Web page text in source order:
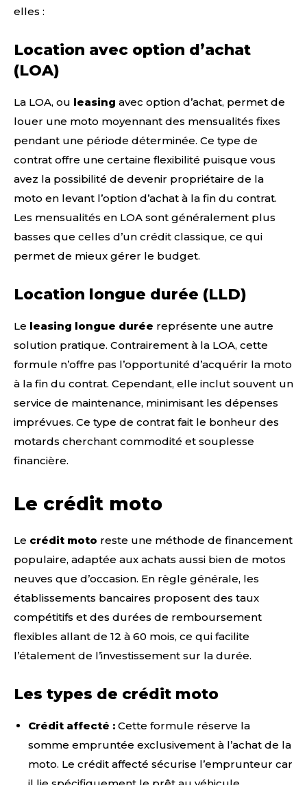
elles :
Location avec option d’achat
(LOA)
La LOA, ou leasing avec option d’achat, permet de
louer une moto moyennant des mensualités fixes
pendant une période déterminée. Ce type de
contrat offre une certaine flexibilité puisque vous
avez la possibilité de devenir propriétaire de la
moto en levant l’option d’achat à la fin du contrat.
Les mensualités en LOA sont généralement plus
basses que celles d’un crédit classique, ce qui
permet de mieux gérer le budget.
Location longue durée (LLD)
Le leasing longue durée représente une autre
solution pratique. Contrairement à la LOA, cette
formule n’offre pas l’opportunité d’acquérir la moto
à la fin du contrat. Cependant, elle inclut souvent un
service de maintenance, minimisant les dépenses
imprévues. Ce type de contrat fait le bonheur des
motards cherchant commodité et souplesse
financière.
Le crédit moto
Le crédit moto reste une méthode de financement
populaire, adaptée aux achats aussi bien de motos
neuves que d’occasion. En règle générale, les
établissements bancaires proposent des taux
compétitifs et des durées de remboursement
flexibles allant de 12 à 60 mois, ce qui facilite
l’étalement de l’investissement sur la durée.
Les types de crédit moto
Crédit affecté : Cette formule réserve la
somme empruntée exclusivement à l’achat de la
moto. Le crédit affecté sécurise l’emprunteur car